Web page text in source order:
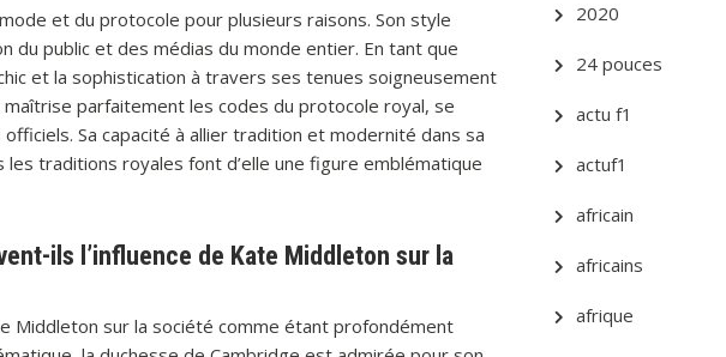
et du protocole pour plusieurs raisons. Son style
du public et des médias du monde entier. En tant que
et la sophistication à travers ses tenues soigneusement
parfaitement les codes du protocole royal, se
Sa capacité à allier tradition et modernité dans sa
traditions royales font d’elle une figure emblématique
ils l’influence de Kate Middleton sur la
Middleton sur la société comme étant profondément
2020
24 pouces
actu f1
actuf1
africain
africains
afrique